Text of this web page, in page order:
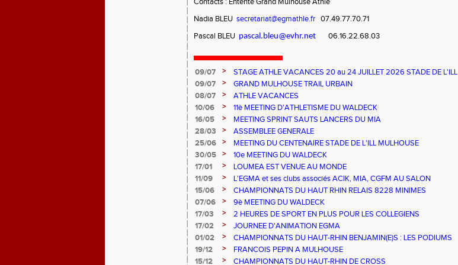
Nadia BLEU secretariat@egmathle.fr 07.49.77.70.71
Pascal BLEU pascal.bleu@evhr.net 06.16.22.68.03
09/07 >
STAGE ATHLE VACANCES 20 au 24 JUILLET 2026 STADE DE L'ILL
MULHOUSE
09/07 >
GRAND MULHOUSE TRAIL URBAIN
08/07
>
ATHLE VACANCES
10/06
>
11è MEETING D'ATHLETISME DU WALDECK
16/05
>
MEETING SPRINT SAUTS LANCERS DU MIA
28/03
>
ASSEMBLEE GENERALE
25/06
>
MEETING DU CENTENAIRE STADE DE L'ILL MULHOUSE
30/05
>
10e MEETING DU WALDECK
17/01
>
LOUMEA EST VENUE AU MONDE
11/09
>
L'EGMA et ses clubs associés ACIK, MIA, CGFM AU SALON
EXPLOR'ASSO
15/06 >
CHAMPIONNATS DU HAUT RHIN RELAIS 8228 MINIMES
07/06
>
9è MEETING DU WALDECK
17/03
>
2 HEURES DE SPORT EN PLUS POUR LES COLLEGIENS
17/02
>
JOURNEE D'ANIMATION EGMA
01/02
>
CHAMPIONNATS DU HAUT-RHIN BENJAMIN(E)S : LES PODIUMS
EGMA
19/12 >
FRANCOIS PEPIN A MULHOUSE
15/12
> CHAMPIONNATS DU HAUT-RHIN DE CROSS